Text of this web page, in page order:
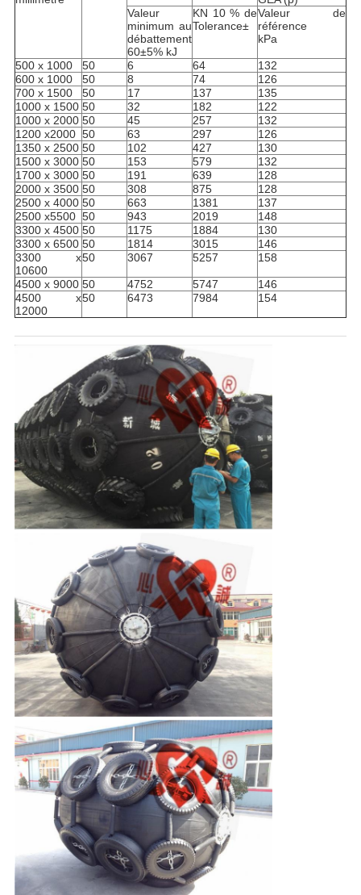
Valeur
minimum au
débattement
60±5% kJ
KN 10 % de
Tolerance±
Valeur de
référence
kPa
500 x 1000 50 6 64
132
600 x 1000
50 8 74
126
700 x 1500
50 17 137
135
1000 x 1500 50 32 182
122
1000 x 2000 50 45 257
132
1200 x2000 50 63 297
126
1350 x 2500 50 102 427
130
1500 x 3000 50 153 579
132
1700 x 3000 50 191 639
128
2000 x 3500 50 308 875
128
2500 x 4000 50 663 1381
137
2500 x5500 50 943 2019
148
3300 x 4500 50 1175 1884
130
3300 x 6500 50 1814 3015
146
3300 x
10600
50 3067 5257 158
4500 x 9000 50 4752 5747
146
4500 x
12000
50 6473 7984 154